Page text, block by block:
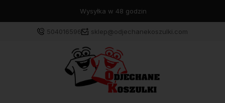
Wysyłka w 48 godzin
504016596 sklep@odjechanekoszulki.com